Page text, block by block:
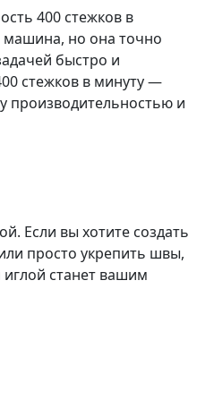
400 стежков в
машина, но она точно
быстро и
стежков в минуту —
производительностью и
вы хотите создать
просто укрепить швы,
станет вашим